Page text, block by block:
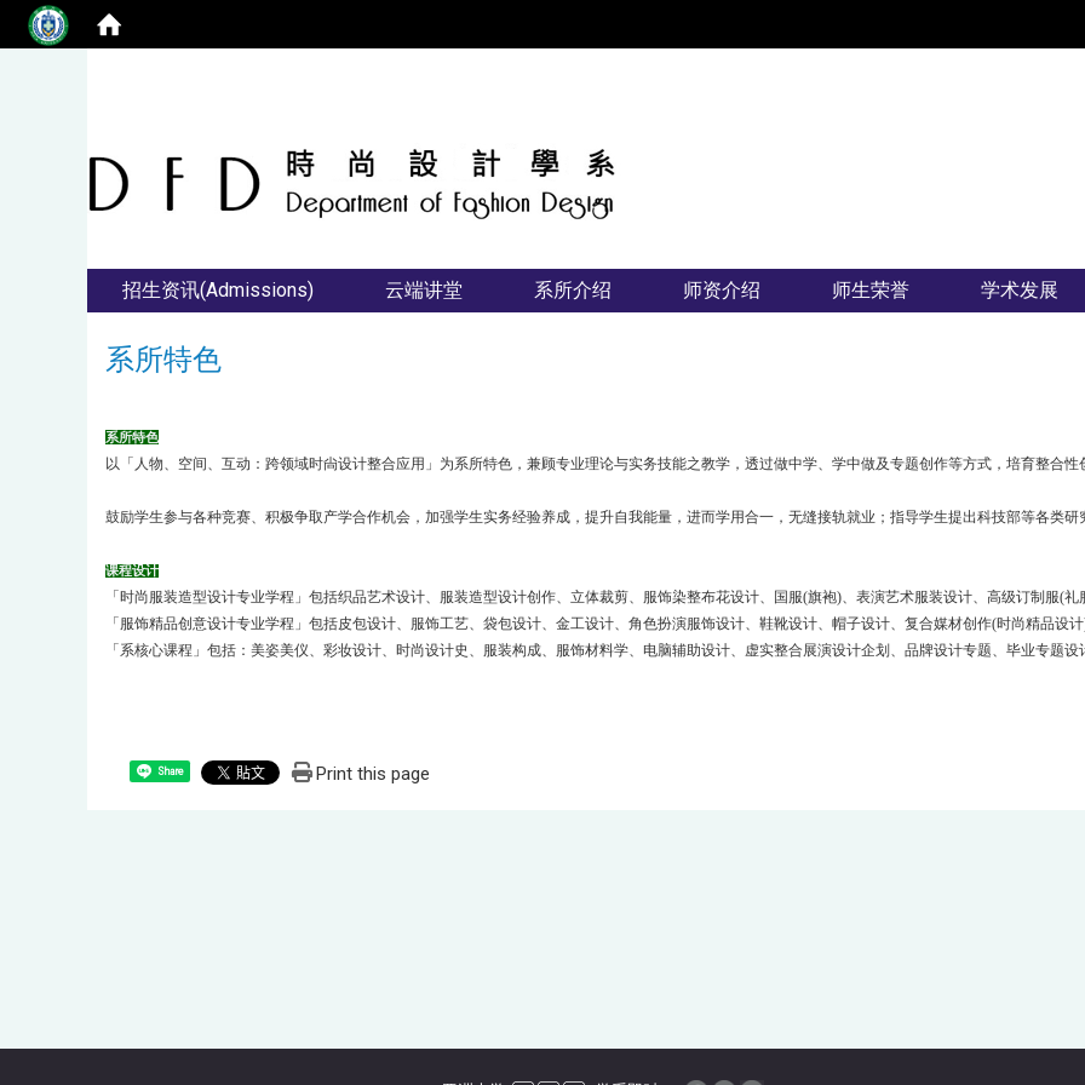
招生资讯(Admissions) 云端讲堂 系所介绍 师资介绍 师生荣誉 学术发展
系所特色
系所特色
以「人物、空间、互动：跨领域时尙设计整合应用」为系所特色，兼顾专业理论与实务技能之教学，透过做中学、学中做及专题创作等方式，培育整合性
鼓励学生参与各种竞赛、积极争取产学合作机会，加强学生实务经验养成，提升自我能量，进而学用合一，无缝接轨就业；指导学生提出科技部等各类
课程设计
「时尚服装造型设计专业学程」包括织品艺术设计、服装造型设计创作、立体裁剪、服饰染整布花设计、国服(旗袍)、表演艺术服装设计、高级订制服(礼
「服饰精品创意设计专业学程」包括皮包设计、服饰工艺、袋包设计、金工设计、角色扮演服饰设计、鞋靴设计、帽子设计、复合媒材创作(时尚精品设
「系核心课程」包括：美姿美仪、彩妆设计、时尚设计史、服装构成、服饰材料学、电脑辅助设计、虚实整合展演设计企划、品牌设计专题、毕业专题设
Share Print this page